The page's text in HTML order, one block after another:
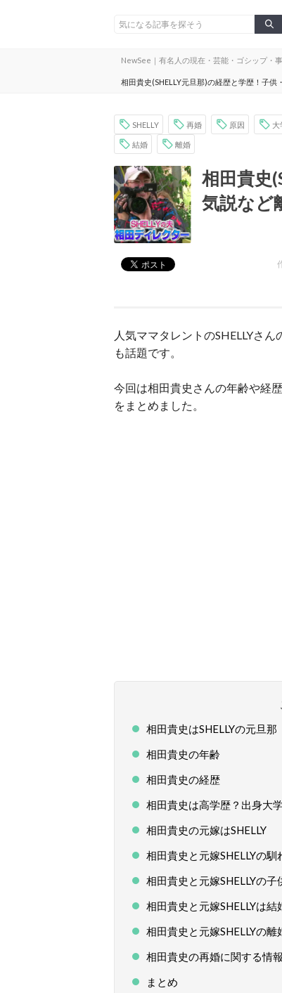
NewSee｜有名人の現在・芸能・ゴシップ・
相田貴史(SHELLY元旦那)の経歴と学歴！子
SHELLY 再婚 原因 大
結婚 離婚
相田貴史
気説など
人気ママタレントのSHELLYさ
も話題です。
今回は相田貴史さんの年齢や経
をまとめました。
相田貴史はSHELLYの元旦那
相田貴史の年齢
相田貴史の経歴
相田貴史は高学歴？出身大
相田貴史の元嫁はSHELLY
相田貴史と元嫁SHELLYの馴
相田貴史と元嫁SHELLYの子
相田貴史と元嫁SHELLYは
相田貴史と元嫁SHELLYの
相田貴史の再婚に関する情報
まとめ